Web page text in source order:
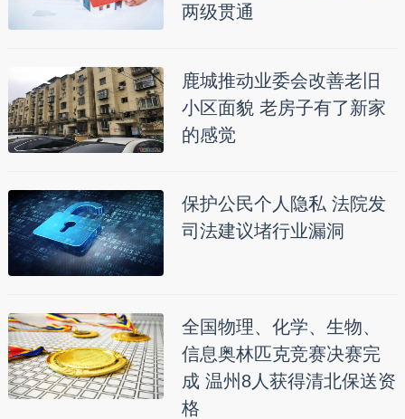
两级贯通
鹿城推动业委会改善老旧
小区面貌 老房子有了新家
的感觉
保护公民个人隐私 法院发
司法建议堵行业漏洞
全国物理、化学、生物、
信息奥林匹克竞赛决赛完
成 温州8人获得清北保送资
格